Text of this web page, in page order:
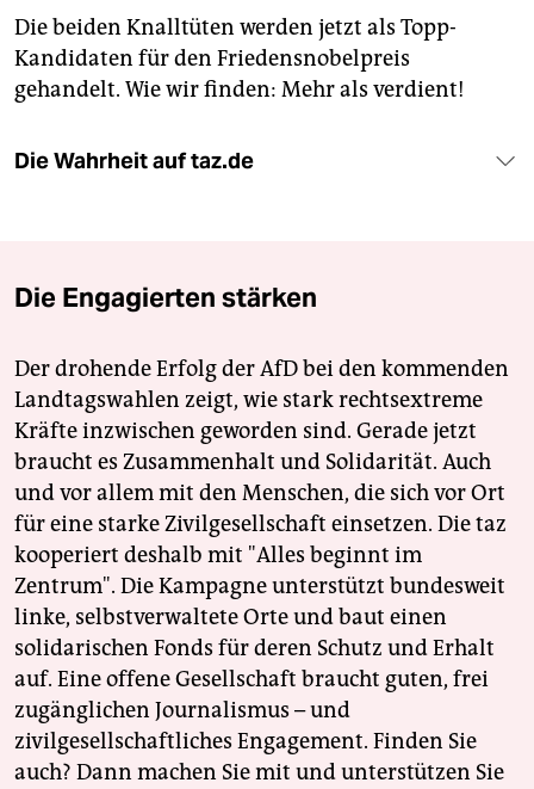
Die beiden Knalltüten werden jetzt als Topp-
Kandidaten für den Friedensnobelpreis
gehandelt. Wie wir finden: Mehr als verdient!
Die Wahrheit auf taz.de
Die Engagierten stärken
Der drohende Erfolg der AfD bei den kommenden
Landtagswahlen zeigt, wie stark rechtsextreme
Kräfte inzwischen geworden sind. Gerade jetzt
braucht es Zusammenhalt und Solidarität. Auch
und vor allem mit den Menschen, die sich vor Ort
für eine starke Zivilgesellschaft einsetzen. Die taz
kooperiert deshalb mit "Alles beginnt im
Zentrum". Die Kampagne unterstützt bundesweit
linke, selbstverwaltete Orte und baut einen
solidarischen Fonds für deren Schutz und Erhalt
auf. Eine offene Gesellschaft braucht guten, frei
zugänglichen Journalismus – und
zivilgesellschaftliches Engagement. Finden Sie
auch? Dann machen Sie mit und unterstützen Sie